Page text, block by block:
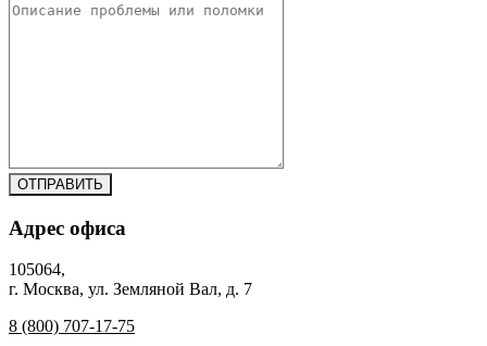
Адрес офиса
105064,
г. Москва, ул. Земляной Вал, д. 7
8 (800) 707-17-75